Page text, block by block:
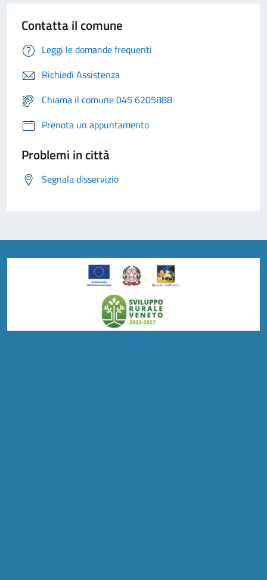
Contatta il comune
Leggi le domande frequenti
Richiedi Assistenza
Chiama il comune 045 6205888
Prenota un appuntamento
Problemi in città
Segnala disservizio